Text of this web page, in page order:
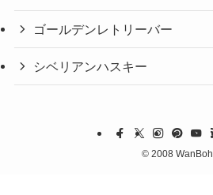
ゴールデンレトリーバー
シベリアンハスキー
© 2008 WanBoh